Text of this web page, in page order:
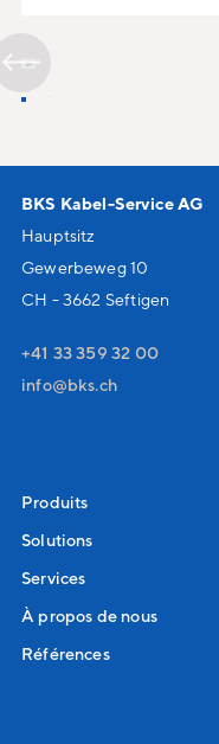
BKS Kabel-Service AG
Hauptsitz
Gewerbeweg 10
CH - 3662 Seftigen
+41 33 359 32 00
nf
bks ch
Produits
Solutions
Services
À propos de nous
Références